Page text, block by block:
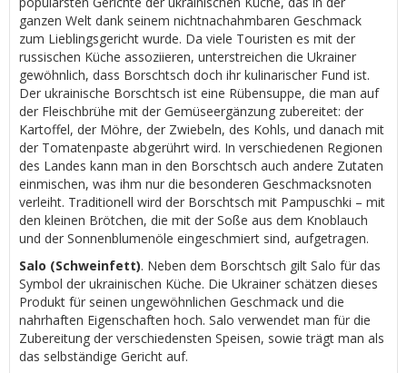
ganzen Welt dank seinem nichtnachahmbaren Geschmack
zum Lieblingsgericht wurde. Da viele Touristen es mit der
russischen Küche assoziieren, unterstreichen die Ukrainer
gewöhnlich, dass Borschtsch doch ihr kulinarischer Fund ist.
Der ukrainische Borschtsch ist eine Rübensuppe, die man auf
der Fleischbrühe mit der Gemüseergänzung zubereitet: der
Kartoffel, der Möhre, der Zwiebeln, des Kohls, und danach mit
der Tomatenpaste abgerührt wird. In verschiedenen Regionen
des Landes kann man in den Borschtsch auch andere Zutaten
einmischen, was ihm nur die besonderen Geschmacksnoten
verleiht. Traditionell wird der Borschtsch mit Pampuschki – mit
den kleinen Brötchen, die mit der Soße aus dem Knoblauch
und der Sonnenblumenöle eingeschmiert sind, aufgetragen.
Salo (Schweinfett). Neben dem Borschtsch gilt Salo für das
Symbol der ukrainischen Küche. Die Ukrainer schätzen dieses
Produkt für seinen ungewöhnlichen Geschmack und die
nahrhaften Eigenschaften hoch. Salo verwendet man für die
Zubereitung der verschiedensten Speisen, sowie trägt man als
das selbständige Gericht auf.